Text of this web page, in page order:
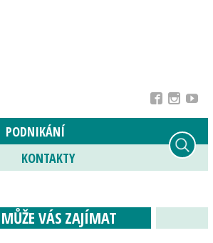
PODNIKÁNÍ
KONTAKTY
MŮŽE VÁS ZAJÍMAT